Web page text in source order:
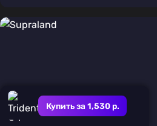
Купить за 1,530 р.